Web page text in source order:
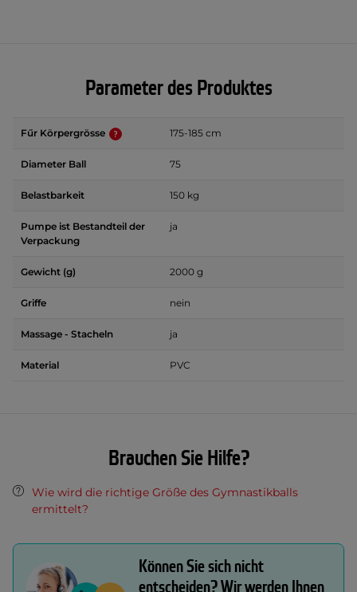
Parameter des Produktes
Fűr Körpergrösse 175-185 cm
Diameter Ball 75
Belastbarkeit 150 kg
Pumpe ist Bestandteil der
Verpackung
ja
Gewicht (g) 2000 g
Griffe nein
Massage - Stacheln ja
Material PVC
Brauchen Sie Hilfe?
Wie wird die richtige Größe des Gymnastikballs
ermittelt?
Können Sie sich nicht